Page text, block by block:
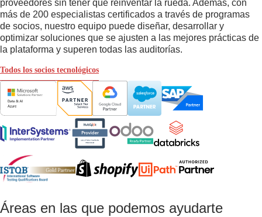
proveedores sin tener que reinventar la rueda. Además, con
más de 200 especialistas certificados a través de programas
de socios, nuestro equipo puede diseñar, desarrollar y
optimizar soluciones que se ajusten a las mejores prácticas de
la plataforma y superen todas las auditorías.
Todos los socios tecnológicos
Áreas en las que podemos ayudarte